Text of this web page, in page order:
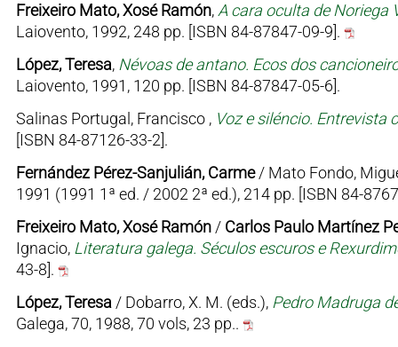
Freixeiro Mato, Xosé Ramón, A cara oculta de Noriega
Laiovento, 1992, 248 pp. [ISBN 84-87847-09-9].
López, Teresa, Névoas de antano. Ecos dos
Laiovento, 1991, 120 pp. [ISBN 84-87847-05-6].
Salinas Portugal, Francisco , Voz e siléncio. Entrevista
[ISBN 84-87126-33-2].
Fernández Pérez-Sanjulián, Carme/ Mato Fondo,
1991 (1991 1ª ed. / 2002 2ª ed.), 214 pp. [ISBN 84-
Freixeiro Mato, Xosé Ramón/ Carlos Paulo Martínez
Ignacio, Literatura galega. Séculos escuros e
43-8].
López, Teresa / Dobarro, X. M. (eds.), Pedro Madruga
Galega, 70, 1988, 70 vols, 23 pp..